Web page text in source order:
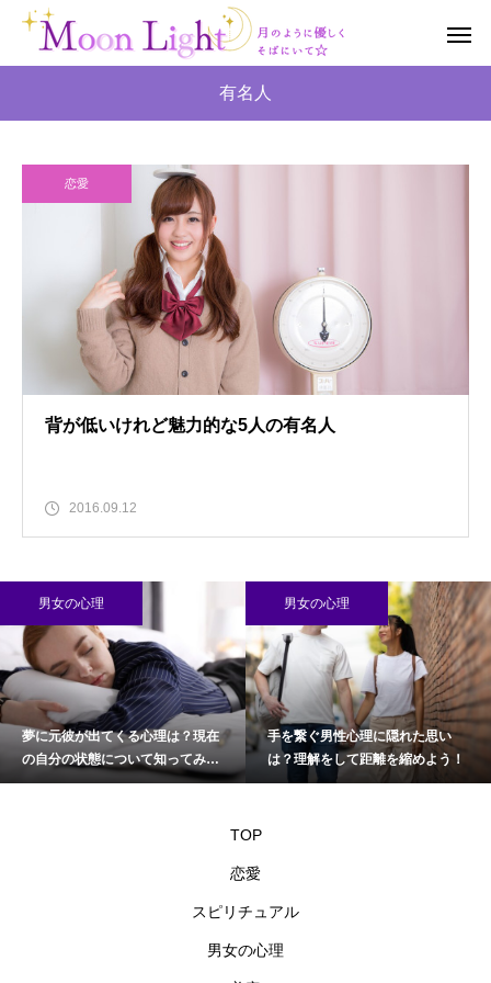
有名人
恋愛
背が低いけれど魅力的な5人の有名人
2016.09.12
男女の心理
夢に元彼が出てくる心理は？現在
の自分の状態について知ってみよ
う
男女の心理
手を繋ぐ男性心理に隠れた思い
は？理解をして距離を縮めよう！
TOP
恋愛
スピリチュアル
男女の心理